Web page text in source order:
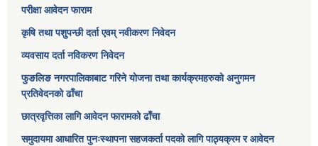
परीक्षा आवेदन फाराम
कृषि तथा पशुपन्छी दर्ता एवम् नवीकरण निवेदन
व्यवसाय दर्ता नविकरण निवेदन
फुङलिङ नगरपालिकाबाट गरिने योजना तथा कार्यक्रमहरुको अनुगमन
प्रतिवेदनको ढाँचा
छात्रवृत्तिका लागि आवेदन फारामको ढाँचा
समुदायमा आधारित पुनःस्थापना सहजकर्ता पदको लागि पाठ्यक्रम र आवेदन